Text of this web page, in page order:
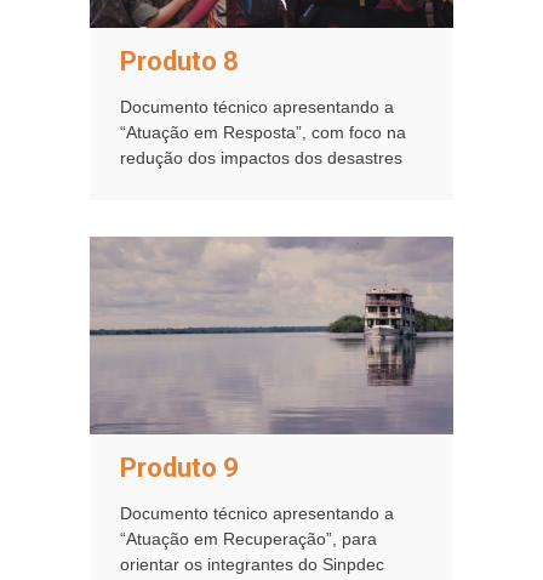
Produto 8
Documento técnico apresentando a
“Atuação em Resposta”, com foco na
redução dos impactos dos desastres
Produto 9
Documento técnico apresentando a
“Atuação em Recuperação”, para
orientar os integrantes do Sinpdec